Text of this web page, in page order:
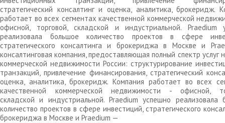
стратегический консалтинг и оценка, аналитика, брокеридж.
работает во всех сегментах качественной коммерческой
офисной, торговой, складской и индустриальной. Praedium
реализовала большое количество проектов в сфере
стратегического консалтинга и брокериджа в Москве и
консалтинговая компания, предоставляющая полный спектр услуг
коммерческой недвижимости России: структурирование
транзакций, привлечение финансирования, стратегический
оценка, аналитика, брокеридж. Компания работает во всех
качественной коммерческой недвижимости - офисной,
складской и индустриальной. Praedium успешно реализовала
количество проектов в сфере инвестиций, стратегического
брокериджа в Москве и Praedium —